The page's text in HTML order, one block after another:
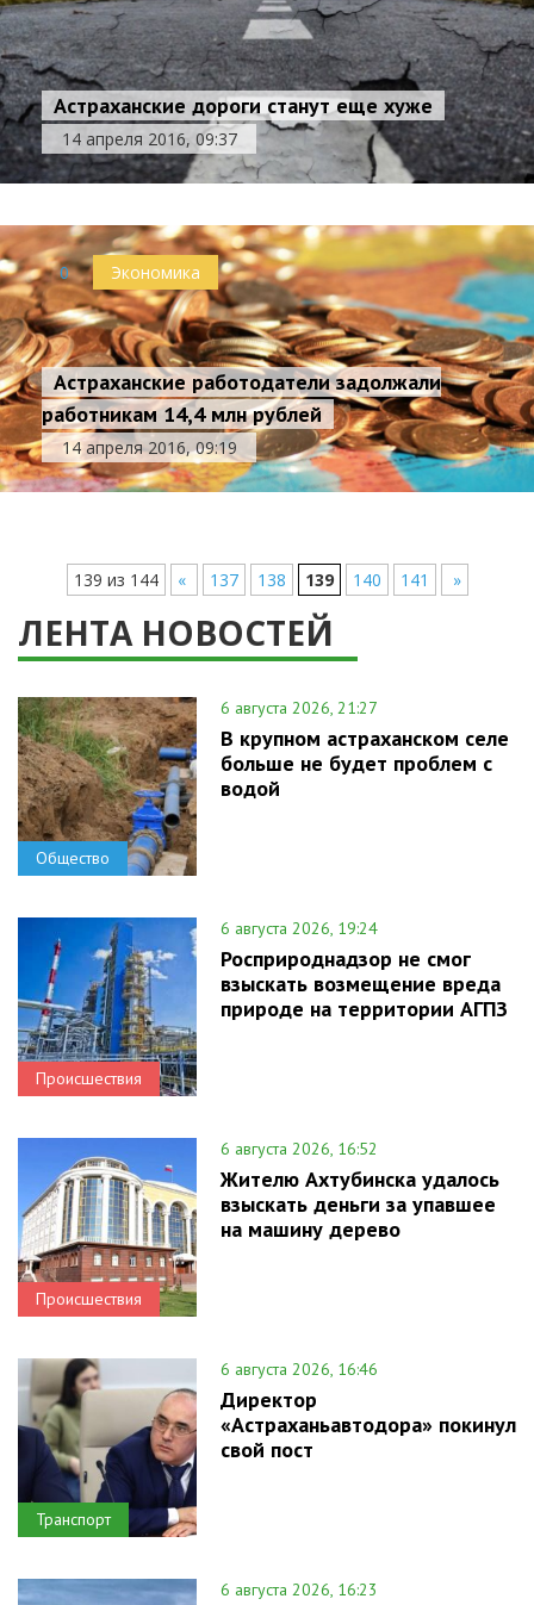
Астраханские дороги станут еще хуже
14 апреля 2016, 09:37
0 Экономика
Астраханские работодатели задолжали
работникам 14,4 млн рублей
14 апреля 2016, 09:19
139 из 144 « 137 138 139 140 141 »
ЛЕНТА НОВОСТЕЙ
Общество
6 августа 2026, 21:27
В крупном астраханском селе
больше не будет проблем с
водой
Происшествия
6 августа 2026, 19:24
Росприроднадзор не смог
взыскать возмещение вреда
природе на территории АГПЗ
Происшествия
6 августа 2026, 16:52
Жителю Ахтубинска удалось
взыскать деньги за упавшее
на машину дерево
Транспорт
6 августа 2026, 16:46
Директор
«Астраханьавтодора» покинул
свой пост
6 августа 2026, 16:23